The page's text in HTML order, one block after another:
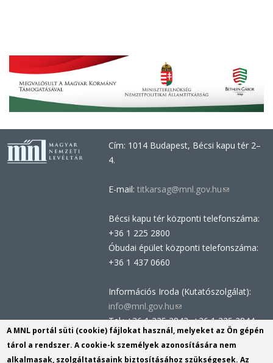
Cím: 1014 Budapest, Bécsi kapu tér 2–
4.
E-mail: titkarsag@mnl.gov.hu(link
e-
Bécsi kapu tér központi telefonszáma:
+36 1 225 2800
Óbudai épület központi telefonszáma:
+36 1 437 0660
Információs Iroda (Kutatószolgálat):
info@mnl.gov.hu(link
sends
e-
mail)
Tel.: +36 1 225 2843, +36 1 225 2844
Postacím: 1014 Budapest, Bécsi kapu
tér 2-4.
A MNL portál süti (cookie) fájlokat használ, melyeket az Ön gépén
tárol a rendszer. A cookie-k személyek azonosítására nem
alkalmasak, szolgáltatásaink biztosításához szükségesek. Az